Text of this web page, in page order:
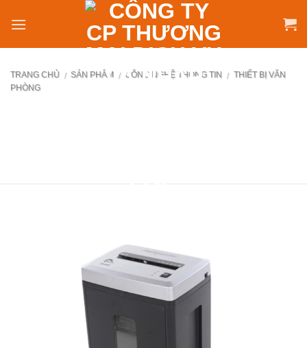
TRANG CHỦ / SẢN PHẨM / CÔNG NGHỆ THÔNG TIN / THIẾT BỊ VĂN
PHÒNG